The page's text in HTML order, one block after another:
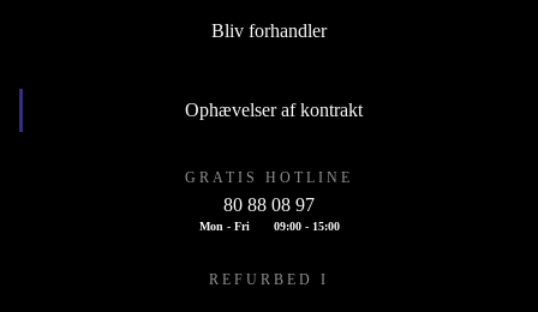
Bliv forhandler
Ophævelser af kontrakt
GRATIS HOTLINE
80 88 08 97
Mon - Fri 09:00 - 15:00
REFURBED I